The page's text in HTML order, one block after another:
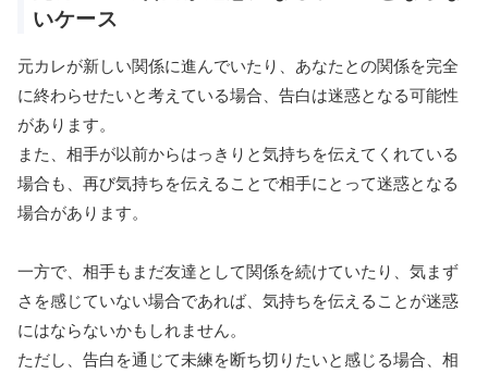
いケース
元カレが新しい関係に進んでいたり、あなたとの関係を完全
に終わらせたいと考えている場合、告白は迷惑となる可能性
があります。
また、相手が以前からはっきりと気持ちを伝えてくれている
場合も、再び気持ちを伝えることで相手にとって迷惑となる
場合があります。
一方で、相手もまだ友達として関係を続けていたり、気まず
さを感じていない場合であれば、気持ちを伝えることが迷惑
にはならないかもしれません。
ただし、告白を通じて未練を断ち切りたいと感じる場合、相